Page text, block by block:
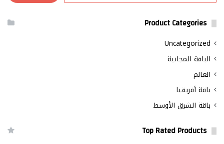
Product Categories
Uncategorized
الباقة المجانية
العالم
باقة أفريقيا
باقة الشرق الأوسط
Top Rated Products